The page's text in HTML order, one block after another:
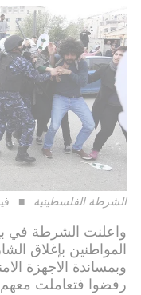
الشرطة الفلسطينية
واعلنت الشرطة في
المواطنين بإغلاق
وبمساندة الاجهزة
رفضوا فتعاملت معهم